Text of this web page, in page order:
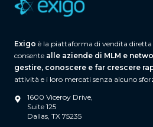
Exigo è la piattaforma di vendita diretta
consente alle aziende di MLM e
gestire, conoscere e far crescere
attività e i loro mercati senza alcuno
1600 Viceroy Drive,
Suite 125
Dallas, TX 75235